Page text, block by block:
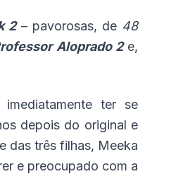
2– pavorosas, de 48
Aloprado 2e,
ter se
depois do original e
das três filhas, Meeka
e preocupado com a